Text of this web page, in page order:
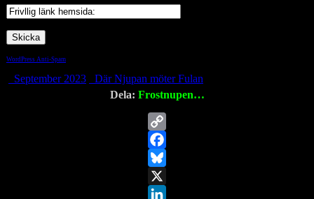
WordPress Anti-Spam
September 2023
Där Njupan möter Fulan
Dela: Frostnupen…
Copy
Link
Facebook
Bluesky
X